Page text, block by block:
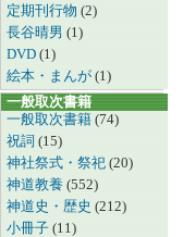
定期刊行物 (2)
長谷晴男 (1)
DVD (1)
絵本・まんが (1)
一般取次書籍
一般取次書籍 (74)
祝詞 (15)
神社祭式・祭祀 (20)
神道教養 (552)
神道史・歴史 (212)
小冊子 (11)